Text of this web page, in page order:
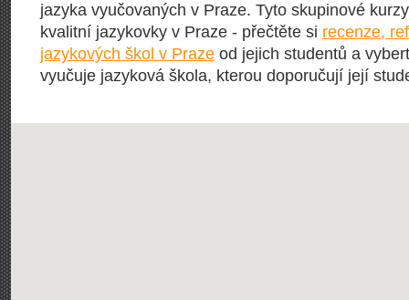
jazyka vyučovaných v Praze. Tyto skupinové
kvalitní jazykovky v Praze - přečtěte si recenze,
jazykových škol v Praze od jejich studentů a
vyučuje jazyková škola, kterou doporučují její